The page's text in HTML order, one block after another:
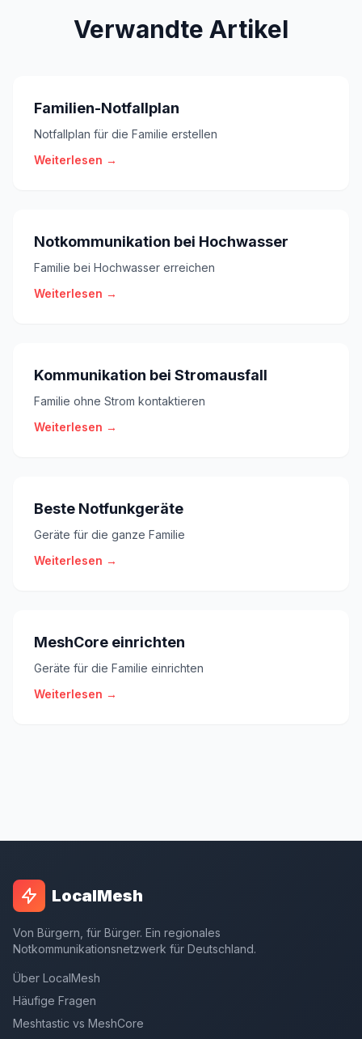
Verwandte Artikel
Familien-Notfallplan
Notfallplan für die Familie erstellen
Weiterlesen →
Notkommunikation bei Hochwasser
Familie bei Hochwasser erreichen
Weiterlesen →
Kommunikation bei Stromausfall
Familie ohne Strom kontaktieren
Weiterlesen →
Beste Notfunkgeräte
Geräte für die ganze Familie
Weiterlesen →
MeshCore einrichten
Geräte für die Familie einrichten
Weiterlesen →
LocalMesh
Von Bürgern, für Bürger. Ein regionales
Notkommunikationsnetzwerk für Deutschland.
Über LocalMesh
Häufige Fragen
Meshtastic vs MeshCore